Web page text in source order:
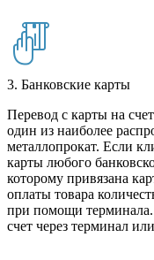
3. Банковские карты
Перевод с карты на
один из наиболее
металлопрокат. Если
карты любого
которому привязана
оплаты товара
при помощи
счет через терминал